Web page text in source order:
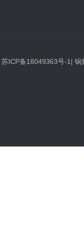
苏ICP备18049363号-1| 锅